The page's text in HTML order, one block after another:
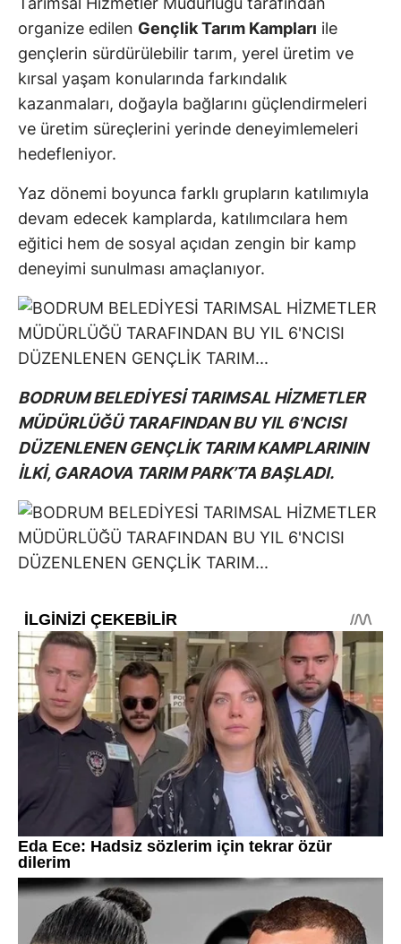
organize edilen Gençlik Tarım Kampları ile
gençlerin sürdürülebilir tarım, yerel üretim ve
kırsal yaşam konularında farkındalık
kazanmaları, doğayla bağlarını güçlendirmeleri
ve üretim süreçlerini yerinde deneyimlemeleri
hedefleniyor.
Yaz dönemi boyunca farklı grupların katılımıyla
devam edecek kamplarda, katılımcılara hem
eğitici hem de sosyal açıdan zengin bir kamp
deneyimi sunulması amaçlanıyor.
BODRUM BELEDİYESİ TARIMSAL HİZMETLER
MÜDÜRLÜĞÜ TARAFINDAN BU YIL 6'NCISI
DÜZENLENEN GENÇLİK TARIM KAMPLARININ
İLKİ, GARAOVA TARIM PARK’TA BAŞLADI.